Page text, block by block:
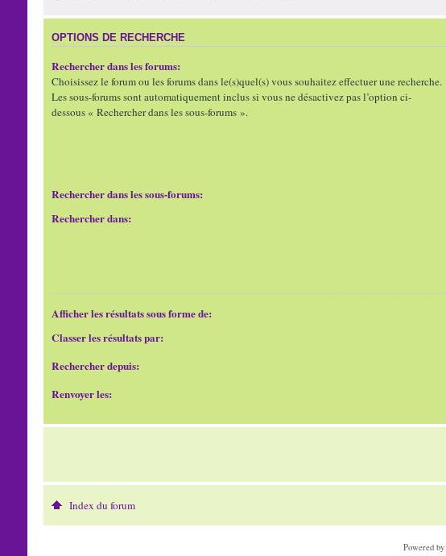
OPTIONS DE RECHERCHE
Rechercher dans les forums:
Choisissez le forum ou les forums dans le(s)quel(s) vous souhaitez effectuer une recherche.
Les sous-forums sont automatiquement inclus si vous ne désactivez pas l’option ci-
dessous « Rechercher dans les sous-forums ».
Rechercher dans les sous-forums:
Rechercher dans:
Afficher les résultats sous forme de:
Classer les résultats par:
Rechercher depuis:
Renvoyer les:
Index du forum
Powered by